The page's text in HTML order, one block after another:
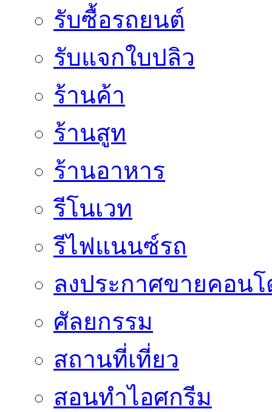
รับซื้อรถยนต์
รับแจกใบปลิว
ร้านค้า
ร้านสูท
ร้านอาหาร
รีโนเวท
รีไฟแนนซ์รถ
ลงประกาศขายคอน
ศัลยกรรม
สถานที่เที่ยว
สอนทำไอศกรีม